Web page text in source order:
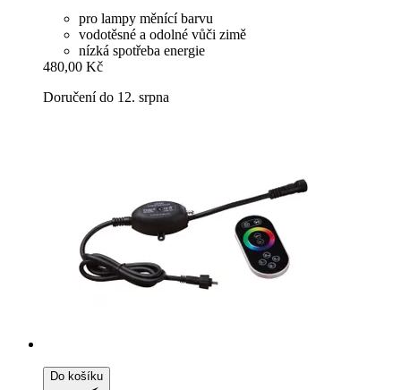
pro lampy měnící barvu
vodotěsné a odolné vůči zimě
nízká spotřeba energie
480,00 Kč
Doručení do 12. srpna
Do košíku